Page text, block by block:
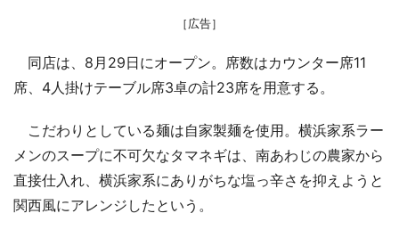
［広告］
同店は、8月29日にオープン。席数はカウンター席11
席、4人掛けテーブル席3卓の計23席を用意する。
こだわりとしている麺は自家製麺を使用。横浜家系ラー
メンのスープに不可欠なタマネギは、南あわじの農家から
直接仕入れ、横浜家系にありがちな塩っ辛さを抑えようと
関西風にアレンジしたという。